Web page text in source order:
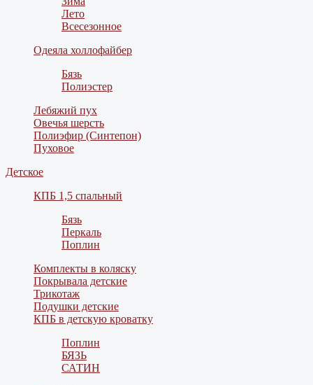
Лето
Всесезонное
Одеяла холлофайбер
Бязь
Полиэстер
Лебяжий пух
Овечья шерсть
Полиэфир (Синтепон)
Пуховое
Детское
КПБ 1,5 спальный
Бязь
Перкаль
Поплин
Комплекты в коляску
Покрывала детские
Трикотаж
Подушки детские
КПБ в детскую кроватку
Поплин
БЯЗЬ
САТИН